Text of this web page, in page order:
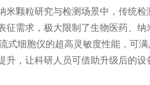
颗粒研究与检测场景中，传统
需求，极大限制了生物医药、纳
式细胞仪的超高灵敏度性能，可
，让科研人员可借助升级后的